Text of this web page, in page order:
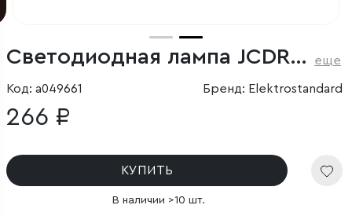
Светодиодная лампа JCDR 5W 3300K GU10 еще
Код: a049661 Бренд: Elektrostandard
266 ₽
КУПИТЬ
В наличии >10 шт.